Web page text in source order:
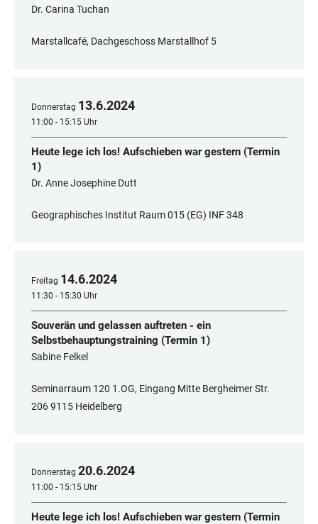
Dr. Carina Tuchan
Marstallcafé, Dachgeschoss Marstallhof 5
Donnerstag 13.6.2024
11:00 - 15:15 Uhr
Heute lege ich los! Aufschieben war gestern (Termin
1)
Dr. Anne Josephine Dutt
Geographisches Institut Raum 015 (EG) INF 348
Freitag 14.6.2024
11:30 - 15:30 Uhr
Souverän und gelassen auftreten - ein
Selbstbehauptungstraining (Termin 1)
Sabine Felkel
Seminarraum 120 1.OG, Eingang Mitte Bergheimer Str.
206 9115 Heidelberg
Donnerstag 20.6.2024
11:00 - 15:15 Uhr
Heute lege ich los! Aufschieben war gestern (Termin